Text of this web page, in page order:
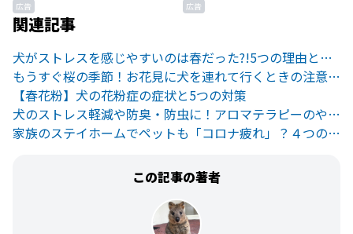
広告 広告
関連記事
犬がストレスを感じやすいのは春だった?!5つの理由とその対処法。
もうすぐ桜の季節！お花見に犬を連れて行くときの注意点をご紹介。
【春花粉】犬の花粉症の症状と5つの対策
犬のストレス軽減や防臭・防虫に！アロマテラピーのやり方と注意点
家族のステイホームでペットも「コロナ疲れ」？４つの対策方法
この記事の著者